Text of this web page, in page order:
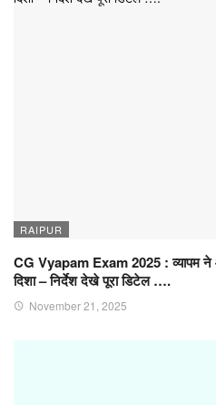
RAIPUR
CG Vyapam Exam 2025 : व्यापम ने
दिशा – निर्देश देखे पूरा डिटेल ….
November 21, 2025